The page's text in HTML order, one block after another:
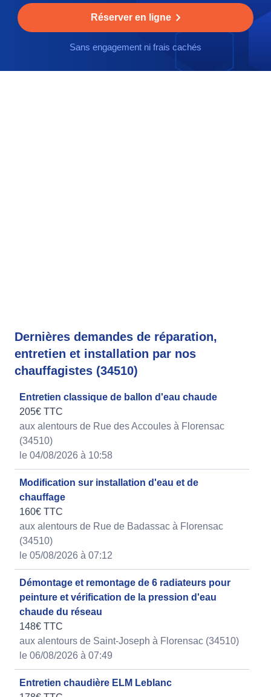
Réserver en ligne
Sans engagement ni frais cachés
Dernières demandes de réparation,
entretien et installation par nos
chauffagistes (34510)
Entretien classique de ballon d'eau chaude
205€ TTC
aux alentours de Rue des Accoules à Florensac
(34510)
le 04/08/2026 à 10:58
Modification sur installation d'eau et de
chauffage
160€ TTC
aux alentours de Rue de Badassac à Florensac
(34510)
le 05/08/2026 à 07:12
Démontage et remontage de 6 radiateurs pour
peinture et vérification de la pression d'eau
chaude du réseau
148€ TTC
aux alentours de Saint-Joseph à Florensac (34510)
le 06/08/2026 à 07:49
Entretien chaudière ELM Leblanc